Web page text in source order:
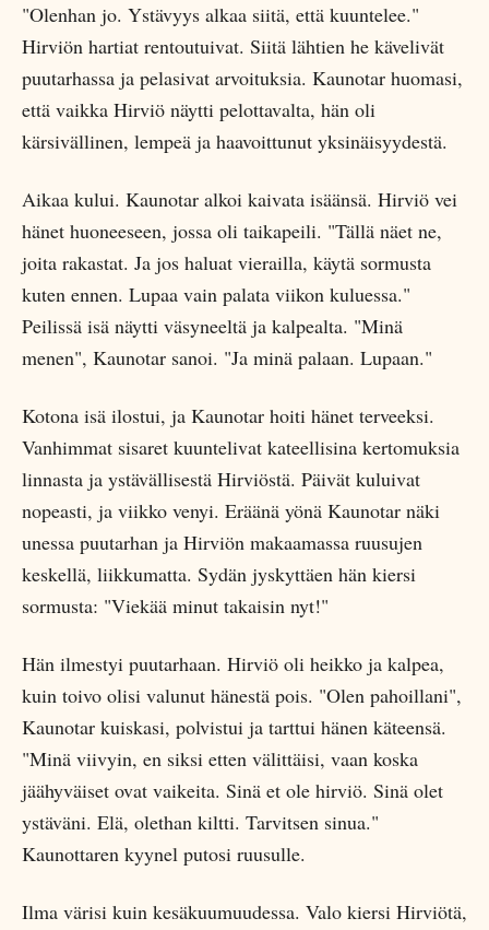
"Olenhan jo. Ystävyys alkaa siitä, että kuuntelee."
Hirviön hartiat rentoutuivat. Siitä lähtien he kävelivät
puutarhassa ja pelasivat arvoituksia. Kaunotar huomasi,
että vaikka Hirviö näytti pelottavalta, hän oli
kärsivällinen, lempeä ja haavoittunut yksinäisyydestä.
Aikaa kului. Kaunotar alkoi kaivata isäänsä. Hirviö vei
hänet huoneeseen, jossa oli taikapeili. "Tällä näet ne,
joita rakastat. Ja jos haluat vierailla, käytä sormusta
kuten ennen. Lupaa vain palata viikon kuluessa."
Peilissä isä näytti väsyneeltä ja kalpealta. "Minä
menen", Kaunotar sanoi. "Ja minä palaan. Lupaan."
Kotona isä ilostui, ja Kaunotar hoiti hänet terveeksi.
Vanhimmat sisaret kuuntelivat kateellisina kertomuksia
linnasta ja ystävällisestä Hirviöstä. Päivät kuluivat
nopeasti, ja viikko venyi. Eräänä yönä Kaunotar näki
unessa puutarhan ja Hirviön makaamassa ruusujen
keskellä, liikkumatta. Sydän jyskyttäen hän kiersi
sormusta: "Viekää minut takaisin nyt!"
Hän ilmestyi puutarhaan. Hirviö oli heikko ja kalpea,
kuin toivo olisi valunut hänestä pois. "Olen pahoillani",
Kaunotar kuiskasi, polvistui ja tarttui hänen käteensä.
"Minä viivyin, en siksi etten välittäisi, vaan koska
jäähyväiset ovat vaikeita. Sinä et ole hirviö. Sinä olet
ystäväni. Elä, olethan kiltti. Tarvitsen sinua."
Kaunottaren kyynel putosi ruusulle.
Ilma värisi kuin kesäkuumuudessa. Valo kiersi Hirviötä,